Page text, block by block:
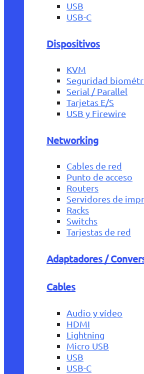
USB
USB-C
Dispositivos
KVM
Seguridad
Serial / Parallel
Tarjetas E/S
USB y Firewire
Networking
Cables de red
Punto de acceso
Routers
Servidores de
Racks
Switchs
Tarjestas de red
Adaptadores /
Cables
Audio y vídeo
HDMI
Lightning
Micro USB
USB
USB-C